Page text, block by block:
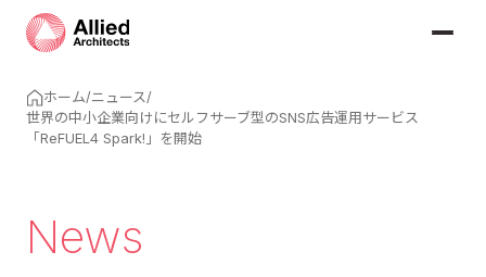
ホーム/ニュース/
世界の中小企業向けにセルフサーブ型のSNS広告運用サービス
「ReFUEL4 Spark!」を開始
News